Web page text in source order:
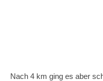
Nach 4 km ging es aber